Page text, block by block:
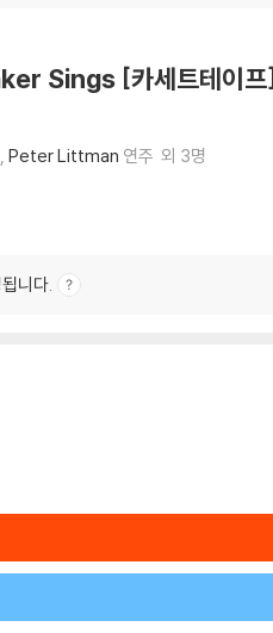
Sings [카세트테이프]
Peter Littman 연주 외 3명
니다.